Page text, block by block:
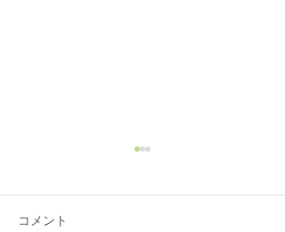
コメント